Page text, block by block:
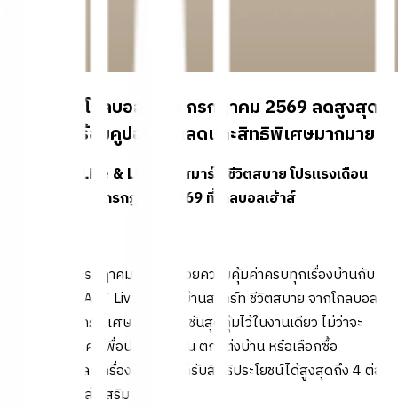
โปรโมชั่นโกลบอลเฮ้าส์ กรกฎาคม 2569 ลดสูงสุด
50% พร้อมคูปองส่วนลดและสิทธิพิเศษมากมาย
SMART Live & Life บ้านสมาร์ท ชีวิตสบาย โปรแรงเดือน
กรกฎาคม 2569 ที่โกลบอลเฮ้าส์
เริ่มต้นเดือนกรกฎาคม 2569 ด้วยความคุ้มค่าครบทุกเรื่องบ้านกับ
แคมเปญ SMART Live & Life บ้านสมาร์ท ชีวิตสบาย จากโกลบอล
เฮ้าส์ ที่รวมสิทธิพิเศษและโปรโมชันสุดคุ้มไว้ในงานเดียว ไม่ว่าจะ
เป็นการซื้อสินค้าเพื่อปรับปรุงบ้าน ตกแต่งบ้าน หรือเลือกซื้อ
เฟอร์นิเจอร์และเครื่องใช้ไฟฟ้า ก็รับสิทธิประโยชน์ได้สูงสุดถึง 4 ต่อ
ตลอดรายการส่งเสริมการขาย